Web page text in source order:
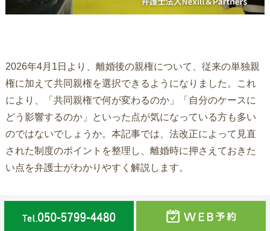
2026年4月1日より、離婚後の親権について、従来の単独親
権に加えて共同親権を選択できるようになりました。これ
により、「共同親権で何が変わるのか」「自分のケースに
どう影響するのか」といった点が気になっている方も多い
のではないでしょうか。本記事では、法改正によって見直
された制度のポイントを整理し、離婚時に押さえておきた
い点を弁護士がわかりやすく解説します。
第1章 共同親権で何が変わるのか